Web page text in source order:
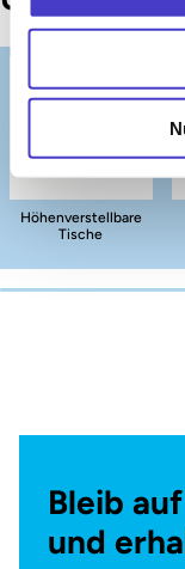
Höhenverstellbare
Tische
Bleib
und